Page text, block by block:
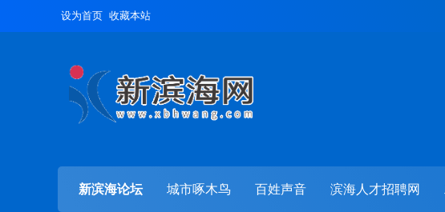
设为首页 收藏本站
新滨海论坛 城市啄木鸟 百姓声音 滨海人才招聘网